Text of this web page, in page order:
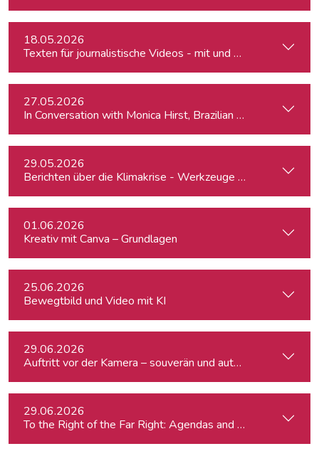
18.05.2026
Texten für journalistische Videos - mit und ohne KI
27.05.2026
In Conversation with Monica Hirst, Brazilian security
29.05.2026
Berichten über die Klimakrise - Werkzeuge für
01.06.2026
Kreativ mit Canva – Grundlagen
25.06.2026
Bewegtbild und Video mit KI
29.06.2026
Auftritt vor der Kamera – souverän und authentisch
29.06.2026
To the Right of the Far Right: Agendas and Appeals